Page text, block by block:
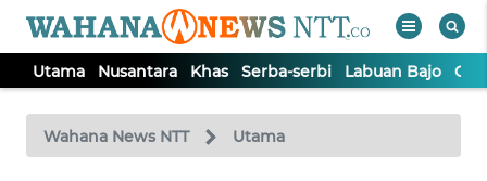
Utama Nusantara Khas Serba-serbi Labuan Bajo
Wahana News NTT Utama
TV
Tutup